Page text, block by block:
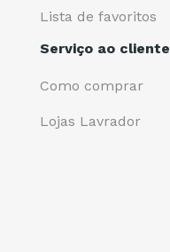
Lista de favoritos
Serviço ao cliente
Como comprar
Lojas Lavrador